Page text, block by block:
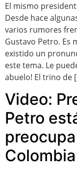
El mismo
Desde hace
varios rumores
Gustavo Petro. Es
existido un
este tema. Le
abuelo! El trino de
Video:
Petro
Colombia